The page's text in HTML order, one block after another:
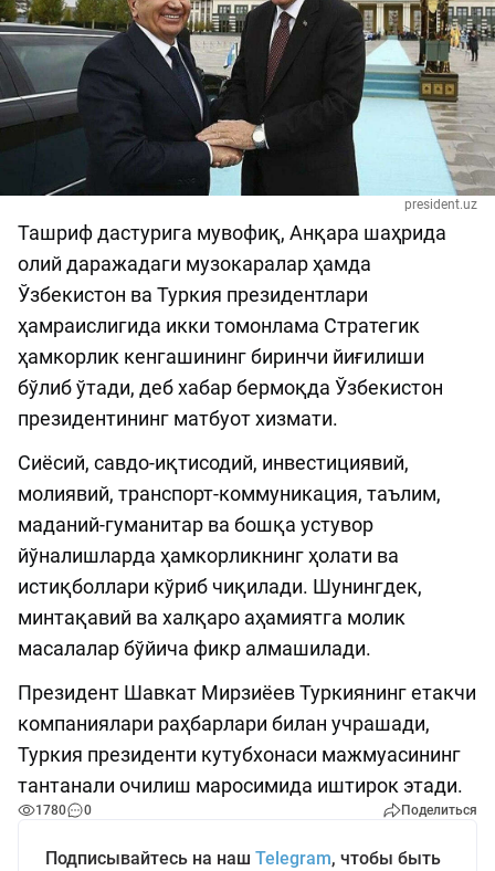
president.uz
Ташриф дастурига мувофиқ, Анқара шаҳрида
олий даражадаги музокаралар ҳамда
Ўзбекистон ва Туркия президентлари
ҳамраислигида икки томонлама Стратегик
ҳамкорлик кенгашининг биринчи йиғилиши
бўлиб ўтади, деб хабар бермоқда Ўзбекистон
президентининг матбуот хизмати.
Сиёсий, савдо-иқтисодий, инвестициявий,
молиявий, транспорт-коммуникация, таълим,
маданий-гуманитар ва бошқа устувор
йўналишларда ҳамкорликнинг ҳолати ва
истиқболлари кўриб чиқилади. Шунингдек,
минтақавий ва халқаро аҳамиятга молик
масалалар бўйича фикр алмашилади.
Президент Шавкат Мирзиёев Туркиянинг етакчи
компаниялари раҳбарлари билан учрашади,
Туркия президенти кутубхонаси мажмуасининг
тантанали очилиш маросимида иштирок этади.
1780 0 Поделиться
Подписывайтесь на наш Telegram, чтобы быть